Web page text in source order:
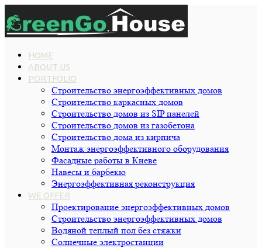
HOME
ABOUT US
PORTFOLIO
Строительство энергоэффективных домов
Строительство каркасных домов
Строительство домов из SIP панелей
Строительство домов из газобетона
Строительство дома из кирпича
Монтаж энергоэффективного оборудования
Фасадные работы в Киеве
Навесы и барбекю
Энергоэффективная реконструкция
WE OFFER
Проектирование энергоэффективных домов
Строительство энергоэффективных домов
Водяной теплый пол без стяжки
Cолнечные электростанции